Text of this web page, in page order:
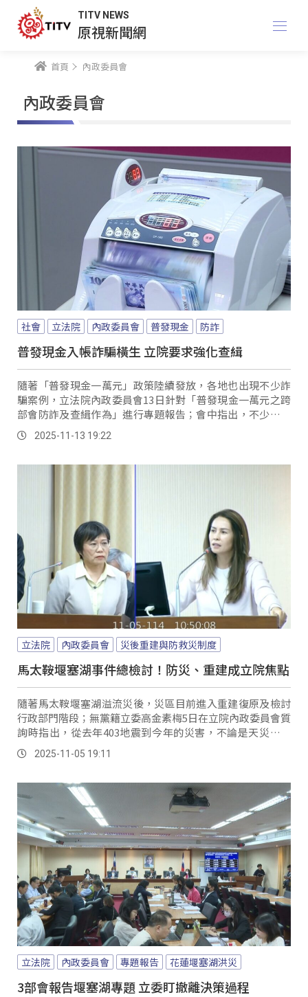
TITV NEWS
原視新聞網
首頁 內政委員會
內政委員會
社會 立法院 內政委員會 普發現金 防詐
普發現金入帳詐騙橫生 立院要求強化查緝
隨著「普發現金一萬元」政策陸續發放，各地也出現不少詐
騙案例，立法院內政委員會13日針對「普發現金一萬元之跨
部會防詐及查緝作為」進行專題報告；會中指出，不少詐騙
網站以官方名義包裝，讓民眾誤信，立委也呼籲政府加強防
詐宣導。2025-11-13 19:22
立法院 內政委員會 災後重建與防救災制度
馬太鞍堰塞湖事件總檢討！防災、重建成立院焦點
隨著馬太鞍堰塞湖溢流災後，災區目前進入重建復原及檢討
行政部門階段；無黨籍立委高金素梅5日在立院內政委員會質
詢時指出，從去年403地震到今年的災害，不論是天災還是
人為因素，內政部雖強調防災韌性，但災害應變與精進作為
仍有檢討空間。
2025-11-05 19:11
立法院 內政委員會 專題報告 花蓮堰塞湖洪災
3部會報告堰塞湖專題 立委盯撤離決策過程